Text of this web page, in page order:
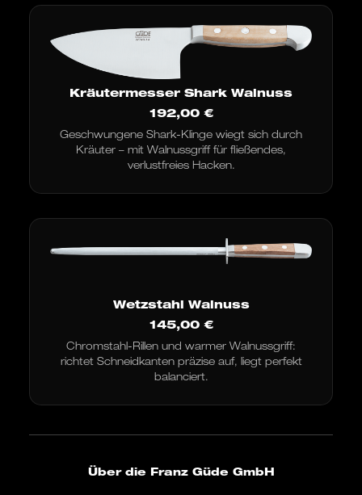
Kräutermesser Shark Walnuss
192,00 €
Geschwungene Shark-Klinge wiegt sich durch
Kräuter – mit Walnussgriff für fließendes,
verlustfreies Hacken.
Wetzstahl Walnuss
145,00 €
Chromstahl-Rillen und warmer Walnussgriff:
richtet Schneidkanten präzise auf, liegt perfekt
balanciert.
Über die Franz Güde GmbH